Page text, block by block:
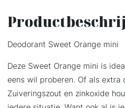
Deodorant Sweet Orange mini
Deze Sweet Orange mini is
eens wil proberen. Of als extra
Zuiveringszout en zinkoxide